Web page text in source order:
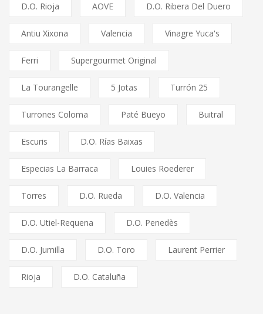
D.O. Rioja AOVE D.O. Ribera Del Duero
Antiu Xixona Valencia Vinagre Yuca's
Ferri Supergourmet Original
La Tourangelle 5 Jotas Turrón 25
Turrones Coloma Paté Bueyo Buitral
Escuris D.O. Rías Baixas
Especias La Barraca Louies Roederer
Torres D.O. Rueda D.O. Valencia
D.O. Utiel-Requena D.O. Penedès
D.O. Jumilla D.O. Toro Laurent Perrier
Rioja D.O. Cataluña